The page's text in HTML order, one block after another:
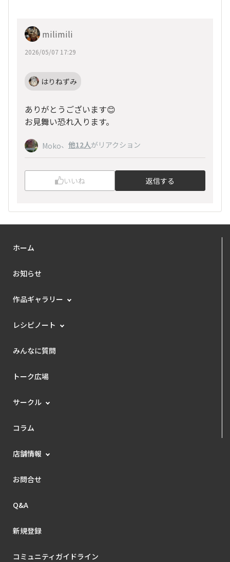
milimili
2026/05/07 17:29
はりねずみ
ありがとうございます😊
お見舞い恐れ入ります。
Moko、 他12人がリアクション
いいね 返信する
ホーム
お知らせ
作品ギャラリー
レシピノート
みんなに質問
トーク広場
サークル
コラム
店舗情報
お問合せ
Q&A
新規登録
コミュニティガイドライン